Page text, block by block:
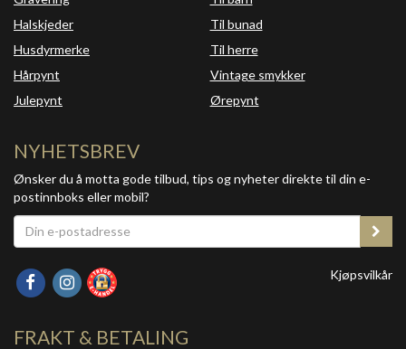
Halskjeder
Husdyrmerke
Hårpynt
Julepynt
Til bunad
Til herre
Vintage smykker
Ørepynt
NYHETSBREV
Ønsker du å motta gode tilbud, tips og nyheter direkte til din e-
postinnboks eller mobil?
Kjøpsvilkår
FRAKT & BETALING